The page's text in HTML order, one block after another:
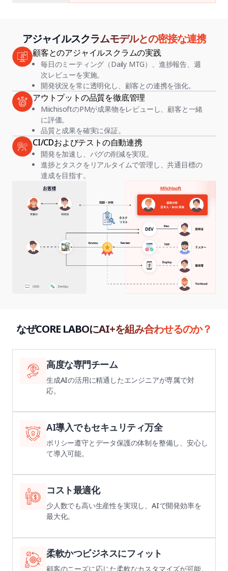
アジャイルスクラムモデルとの密接な連携
顧客とのアジャイルスクラムの実践
毎日のミーティング（Daily MTG）、進捗報告、週
次レビューを実施。
開発状況を常に透明化し、顧客との連携を強化。
アウトプットの品質を徹底管理
MiichisoftのPMが成果物をレビューし、顧客と一緒
に評価。
品質と成果を確実に保証。
CI/CDおよびテストの自動連携
開発を加速し、バグの削減を実現。
進捗とタスクをリアルタイムで管理し、共通目標の
達成を目指す。
なぜCORE LABOにAI+を組み合わせるのか？
高度な専門チーム
生成AIの活用に精通したエンジニアが専属で対
応。
AI導入でもセキュリティ万全
ポリシー遵守とデータ保護の体制を整備し、安心し
て導入可能。
コスト最適化
少人数でも高い生産性を実現し、AIで開発効率を
最大化。
柔軟かつビジネスにフィット
顧客のニーズに応じた柔軟なカスタマイズが可能。